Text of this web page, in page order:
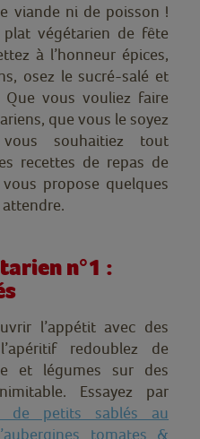
viande ni de poisson !
végétarien de fête
à l’honneur épices,
, osez le sucré-salé et
Que vous vouliez faire
que vous le soyez
souhaitiez tout
recettes de repas de
propose quelques
attendre.
n°1 :
l’appétit avec des
redoublez de
et légumes sur des
Essayez par
de petits sablés au
tomates &